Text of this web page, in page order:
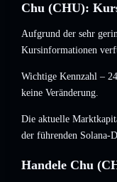
Chu (CHU):
Aufgrund der sehr
Kursinformationen
Wichtige Kennzahl –
keine Veränderung.
Die aktuelle
der führenden Solana-
Handele Chu